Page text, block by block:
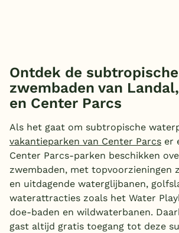
Ontdek de subtropische
zwembaden van
en Center Parcs
Als het gaat om subtropische
vakantieparken van Center Parcs er
Center Parcs-parken beschikken
zwembaden, met topvoorzieningen
en uitdagende waterglijbanen,
waterattracties zoals het Water
doe-baden en wildwaterbanen.
gast altijd gratis toegang tot deze